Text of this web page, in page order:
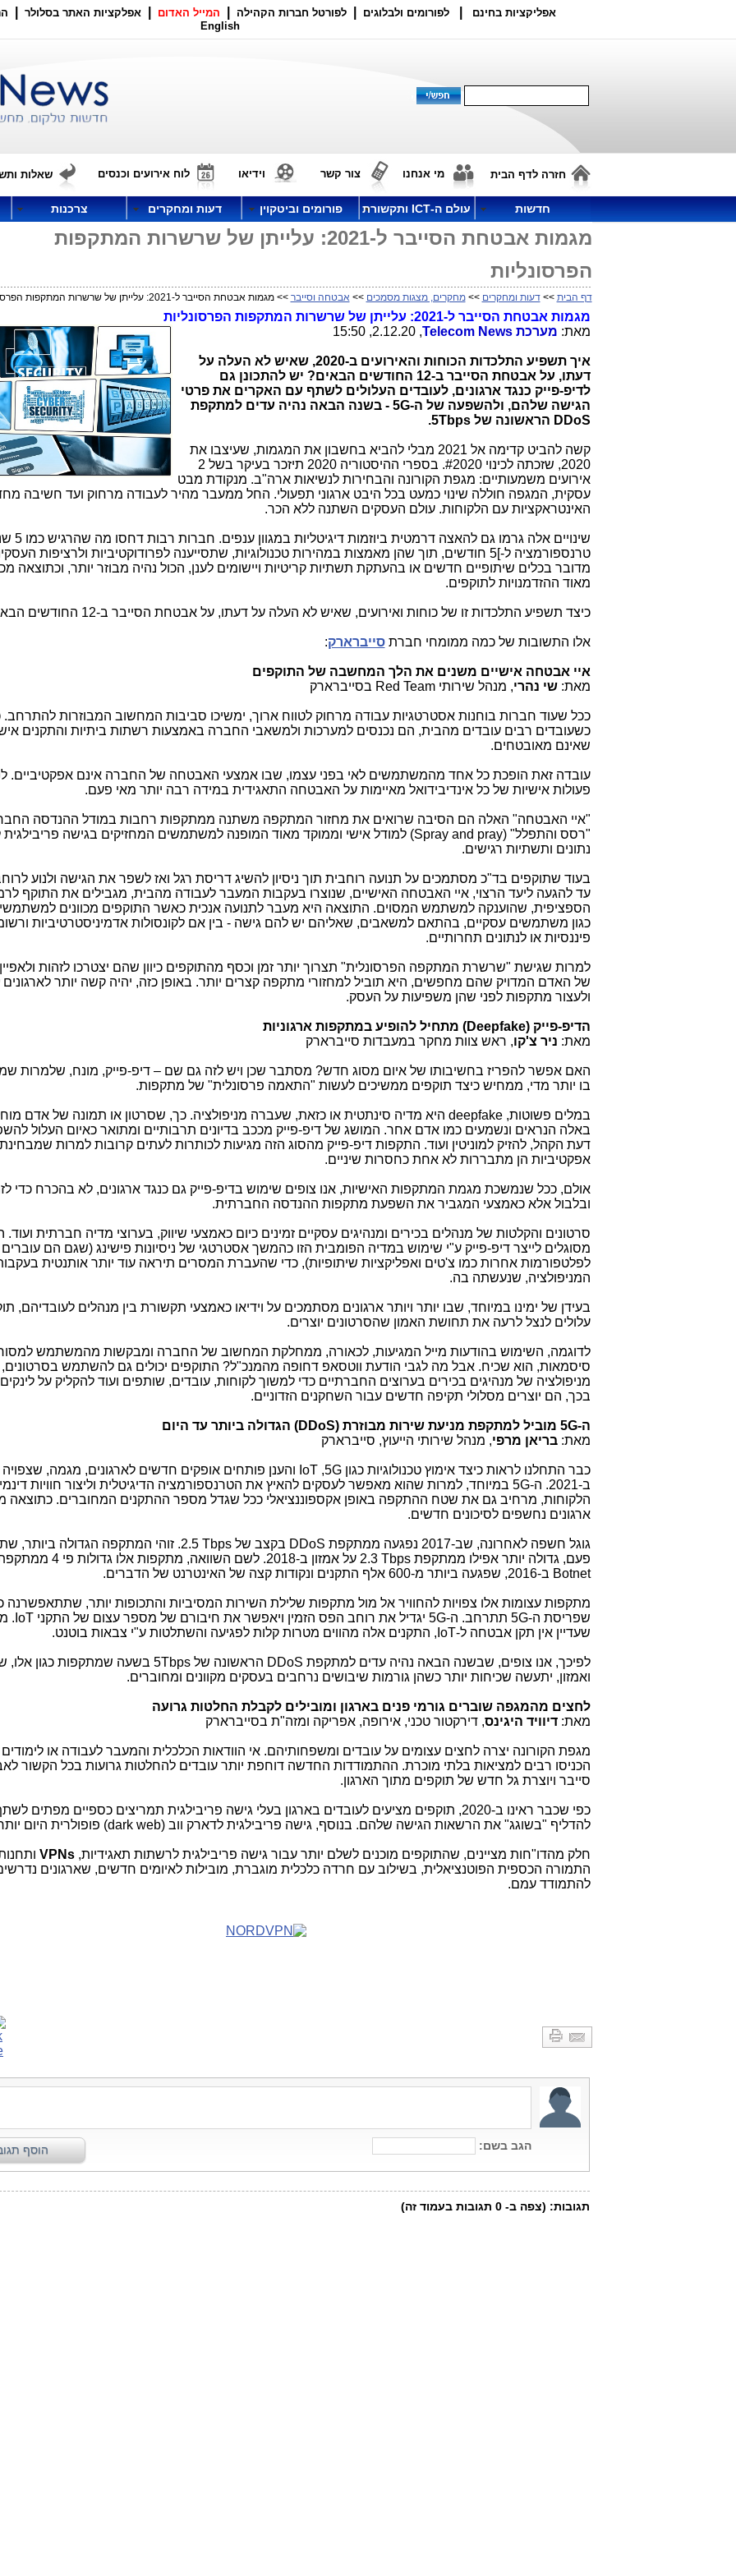
אפליקציות בחינם לפורומים ולבלוגים לפורטל חברות הקהילה המייל האדום אפלקציות האתר בסלולר
English
חזרה לדף הבית מי אנחנו צור קשר וידיאו לוח אירועים וכנסים שאלות
חדשות עולם ה-ICT ותקשורת פורומים וביטקוין דעות ומחקרים צרכנות
מגמות אבטחת הסייבר ל-2021: עלייתן של שרשרות המתקפות
הפרסונליות
דף הבית >>דעות ומחקרים >>מחקרים, מצגות מסמכים >> אבטחה וסייבר >> מגמות אבטחת הסייבר ל-2021: עלייתן של שרשרות המתקפות הפרסונליות
מגמות אבטחת הסייבר ל-2021: עלייתן של שרשרות המתקפות הפרסונליות
מאת: מערכתTelecom News
, 2.12.20, 15:50
איך תשפיע התלכדות הכוחות והאירועים ב-2020, שאיש לא העלה על
דעתו, על אבטחת הסייבר ב-12 החודשים הבאים?
יש להתכונן גם
לדיפ-פייק כנגד ארגונים, לעובדים העלולים לשתף עם האקרים את פרטי
הגישה שלהם, ולהשפעה של ה-5G
-בשנה הבאה נהיה עדים למתקפת
DDoS הראשונה של5Tbps
.
קשה להביט קדימה אל 2021 מבלי להביא בחשבון את המגמות, שעיצבו את
2020, שזכתה לכינוי
#2020
. בספרי ההיסטוריה 2020 תיזכר בעיקר בשל 2
אירועים משמעותיים: מגפת הקורונה והבחירות לנשיאות ארה"ב. מנקודת מבט
עסקית, המגפה חוללה שינוי כמעט בכל היבט ארגוני תפעולי. החל ממעבר מהיר לעבודה מרחוק ועד חשיבה
האינטראקציות עם הלקוחות. עולם העסקים השתנה ללא הכר.
שינויים אלה גרמו גם להאצה דרמטית
טרנספורמציה ל-]5 חודשים, תוך שהן מאמצות במהירות טכנולוגיות, שתסייענה לפרודוקטיביות ולרציפות
מדובר בכלים שיתופיים חדשים או בהעתקת תשתיות קריטיות ויישומים לענן, הכול נהיה מבוזר יותר, וכתוצאה
מאוד ההזדמנויות לתוקפים.
כיצד תשפיע התלכדות זו של כוחות ואירועים, שאיש לא העלה על דעתו, על אבטחת הסייבר ב-12 החודשים הבאים?
אלו התשובות של כמה ממומחי חברתסייברארק:
איי אבטחה אישיים משנים את הלך המחשבה של התוקפים
מאת: שי נהרי, מנהל שירותיRed Team בסייברארק
ככל שעוד חברות בוחנות אסטרטגיות עבודה מרחוק לטווח ארוך, ימשיכו סביבות המחשוב המבוזרות להתרחב.
כשעובדים רבים עובדים מהבית, הם נכנסים למערכות ולמשאבי החברה באמצעות רשתות ביתיות והתקנים
שאינם מאובטחים.
עובדה זאת הופכת כל אחד מהמשתמשים לאי בפני עצמו, שבו אמצעי האבטחה של החברה אינם אפקטיביים.
פעולות אישיות של כל אינדיבידואל מאיימות על האבטחה התאגידית במידה רבה יותר מאי פעם.
"איי האבטחה" האלה הם הסיבה שרואים את מחזור המתקפה משתנה ממתקפות רחבות במודל ההנדסה
"רסס והתפלל" (Spray and pray) למודל אישי וממוקד מאוד המופנה למשתמשים המחזיקים בגישה פריבילגית
נתונים ותשתיות רגישים.
בעוד שתוקפים בד"כ מסתמכים על תנועה רוחבית תוך ניסיון להשיג דריסת רגל ואז לשפר את הגישה ולנוע
עד להגעה ליעד הרצוי, איי האבטחה האישיים, שנוצרו בעקבות המעבר לעבודה מהבית, מגבילים את התוקף
הספציפית, שהוענקה למשתמש המסוים. התוצאה היא מעבר לתנועה אנכית כאשר התוקפים מכוונים
כגון משתמשים עסקיים, בהתאם למשאבים, שאליהם יש להם גישה - בין אם לקונסולות אדמיניסטרטיביות
פיננסיות או לנתונים תחרותיים.
למרות שגישת "שרשרת המתקפה הפרסונלית" תצרוך יותר זמן וכסף מהתוקפים כיוון שהם יצטרכו לזהות
של האדם המדויק שהם מחפשים, היא תוביל למחזורי מתקפה קצרים יותר. באופן כזה, יהיה קשה יותר לארגונים
ולעצור מתקפות לפני שהן משפיעות על העסק.
הדיפ-פייק (Deepfake) מתחיל להופיע במתקפות ארגוניות
מאת: ניר צ'קו, ראש צוות מחקר במעבדות סייברארק
האם אפשר להפריז בחשיבותו של איום מסוג חדש? מסתבר שכן ויש לזה גם שם – דיפ-פייק, מונח, שלמרות
בו יותר מדי, ממחיש כיצד תוקפים ממשיכים לעשות "התאמה פרסונלית" של מתקפות.
במלים פשוטות,deepfake היא מדיה סינתטית או כזאת, שעברה מניפולציה. כך, שסרטון או תמונה של אדם
באלה הנראים ונשמעים כמו אדם אחר. המושג של דיפ-פייק מככב בדיונים תרבותיים ומתואר כאיום העלול
דעת הקהל, להזיק למוניטין ועוד. התקפות דיפ-פייק מהסוג הזה מגיעות לכותרות לעתים קרובות למרות שמבחינת
אפקטיביות הן מתבררות לא אחת כחסרות שיניים.
אולם, ככל שנמשכת מגמת המתקפות האישיות, אנו צופים שימוש בדיפ-פייק גם כנגד ארגונים, לא בהכרח כדי
ובלבול אלא כאמצעי המגביר את השפעת מתקפות ההנדסה החברתית.
סרטונים והקלטות של מנהלים בכירים ומנהיגים עסקיים זמינים כיום כאמצעי שיווק, בערוצי מדיה חברתית ועוד.
מסוגלים לייצר דיפ-פייק ע"י שימוש במדיה הפומבית הזו כהמשך אסטרטגי של ניסיונות פישינג (שגם הם
לפלטפורמות אחרות כמו צ'טים ואפליקציות שיתופיות), כדי שהעברת המסרים תיראה עוד יותר אותנטית
המניפולציה, שנעשתה בה.
בעידן של ימינו במיוחד, שבו יותר ויותר ארגונים מסתמכים על וידיאו כאמצעי תקשורת בין מנהלים לעובדיהם,
עלולים לנצל לרעה את תחושת האמון שהסרטונים יוצרים.
לדוגמה, השימוש בהודעות מייל המגיעות, לכאורה, ממחלקת המחשוב של החברה ומבקשות מהמשתמש
סיסמאות, הוא שכיח. אבל מה לגבי הודעת ווטסאפ דחופה מהמנכ"ל? התוקפים יכולים גם להשתמש
מניפולציה של מנהיגים בכירים בערוצים החברתיים כדי למשוך לקוחות, עובדים, שותפים ועוד להקליק על
בכך, הם יוצרים מסלולי תקיפה חדשים עבור השחקנים הזדוניים.
ה-5G מוביל למתקפת מניעת שירות מבוזרת (DDoS) הגדולה ביותר עד היום
מאת:בריאן מרפי, מנהל שירותי הייעוץ, סייברארק
כבר התחלנו לראות כיצד אימוץ טכנולוגיות כגוןG
5,
IoT והענן פותחים אופקים חדשים לארגונים, מגמה,
ב-2021. ה-
G
5 במיוחד, למרות שהוא מאפשר לעסקים להאיץ את הטרנספורמציה הדיגיטלית וליצור חוויות
הלקוחות, מרחיב גם את שטח ההתקפה באופן אקספוננציאלי ככל שגדל מספר ההתקנים המחוברים. כתוצאה
ארגונים נחשפים לסיכונים חדשים.
גוגל חשפה לאחרונה, שב-2017 נפגעה ממתקפת DDoS בקצב של2.5 Tbps. זוהי המתקפה הגדולה ביותר,
פעם, גדולה יותר אפילו ממתקפת2.3 Tbps על אמזון ב-2018. לשם השוואה, מתקפות אלו גדולות פי 4 ממתקפת
Botnet ב-2016, שפגעה ביותר מ-600 אלף התקנים ונקודות קצה של האינטרנט של הדברים.
מתקפות עצומות אלו צפויות להחוויר אל מול מתקפות שלילת השירות המסיביות והתכופות יותר, שתתאפשרנה
שפריסת ה-G5 תתרחב. ה- G5 יגדיל את רוחב הפס הזמין ויאפשר את חיבורם של מספר עצום של התקני IoT
.
שעדיין אין תקן אבטחה ל-IoT , התקנים אלה מהווים מטרות קלות לפגיעה והשתלטות ע"י צבאות בוטנט.
לפיכך, אנו צופים, שבשנה הבאה נהיה עדים למתקפת DDoS הראשונה של5Tbps בשעה שמתקפות כגון אלו,
ואמזון, יתעשה שכיחות יותר כשהן גורמות שיבושים נרחבים בעסקים מקוונים ומחוברים.
לחצים מהמגפה שוברים גורמי פנים בארגון ומובילים לקבלת החלטות גרועה
מאת: דיוויד היגינס, דירקטור טכני, אירופה, אפריקה ומזה"ת בסייברארק
מגפת הקורונה יצרה לחצים עצומים על עובדים ומשפחותיהם. אי הוודאות הכלכלית והמעבר לעבודה או
הכניסו רבים למציאות בלתי מוכרת. ההתמודדות החדשה דוחפת יותר עובדים להחלטות גרועות בכל הקשור
סייבר ויוצרת גל חדש של תוקפים מתוך הארגון.
כפי שכבר ראינו ב-2020, תוקפים מציעים לעובדים בארגון בעלי גישה פריבילגית תמריצים כספיים מפתים
להדליף "בשוגג" את הרשאות הגישה שלהם. בנוסף, גישה פריבילגית לדארק ווב (dark web) פופולרית היום
חלק מהדו"חות מציינים, שהתוקפים מוכנים לשלם יותר עבור גישה פריבילגית לרשתות תאגידיות,VPNs
התמורה הכספית הפוטנציאלית, בשילוב עם חרדה כלכלית מוגברת, מובילות לאיומים חדשים, שארגונים
להתמודד עמם.